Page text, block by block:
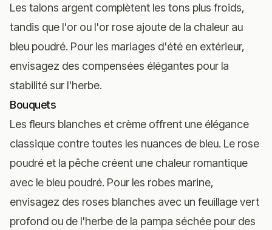
Les talons argent complètent les tons plus froids,
tandis que l'or ou l'or rose ajoute de la chaleur au
bleu poudré. Pour les mariages d'été en extérieur,
envisagez des compensées élégantes pour la
stabilité sur l'herbe.
Bouquets
Les fleurs blanches et crème offrent une élégance
classique contre toutes les nuances de bleu. Le rose
poudré et la pêche créent une chaleur romantique
avec le bleu poudré. Pour les robes marine,
envisagez des roses blanches avec un feuillage vert
profond ou de l'herbe de la pampa séchée pour des